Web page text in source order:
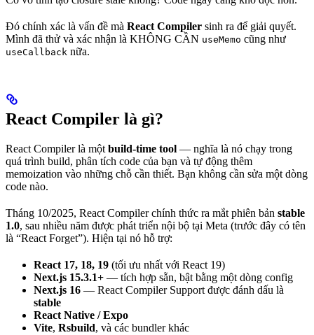
Đó chính xác là vấn đề mà React Compiler sinh ra để giải quyết.
Mình đã thử và xác nhận là KHÔNG CẦN useMemo cũng như
useCallback nữa.
React Compiler là gì?
React Compiler là mộtbuild-time tool — nghĩa là nó chạy trong
quá trình build, phân tích code của bạn và tự động thêm
memoization vào những chỗ cần thiết. Bạn không cần sửa một dòng
code nào.
Tháng 10/2025, React Compiler chính thức ra mắt phiên bản stable
1.0, sau nhiều năm được phát triển nội bộ tại Meta (trước đây có tên
là “React Forget”). Hiện tại nó hỗ trợ:
React 17, 18, 19 (tối ưu nhất với React 19)
Next.js 15.3.1+ — tích hợp sẵn, bật bằng một dòng config
Next.js 16 — React Compiler Support được đánh dấu là
stable
React Native / Expo
Vite, Rsbuild, và các bundler khác